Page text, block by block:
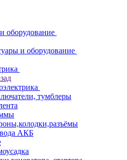
оборудование
и оборудование
тумблеры
АКБ